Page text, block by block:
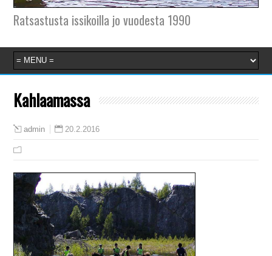
Ratsastusta issikoilla jo vuodesta 1990
Kahlaamassa
admin 20.2.2016